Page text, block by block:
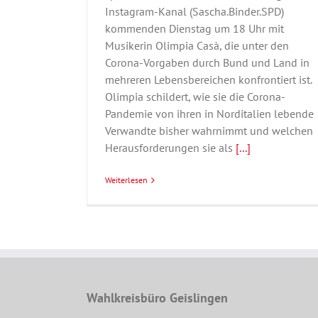
Instagram-Kanal (Sascha.Binder.SPD)
kommenden Dienstag um 18 Uhr mit
Musikerin Olimpia Casà, die unter den
Corona-Vorgaben durch Bund und Land in
mehreren Lebensbereichen konfrontiert ist.
Olimpia schildert, wie sie die Corona-
Pandemie von ihren in Norditalien lebende
Verwandte bisher wahrnimmt und welchen
Herausforderungen sie als [...]
Weiterlesen
Wahlkreisbüro Geislingen